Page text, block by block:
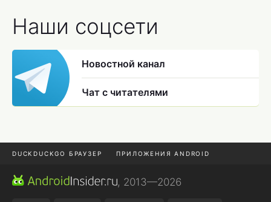
Наши соцсети
Новостной канал
Чат с читателями
DUCKDUCKGO БРАУЗЕР ПРИЛОЖЕНИЯ ANDROID
CHROME БРАУЗЕР
, 2013—2026